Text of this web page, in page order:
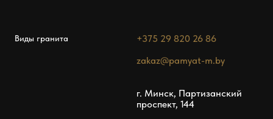
Виды гранита
+375 29 820 26 86
zakaz@pamyat-m.by
г. Минск, Партизанский
проспект, 144